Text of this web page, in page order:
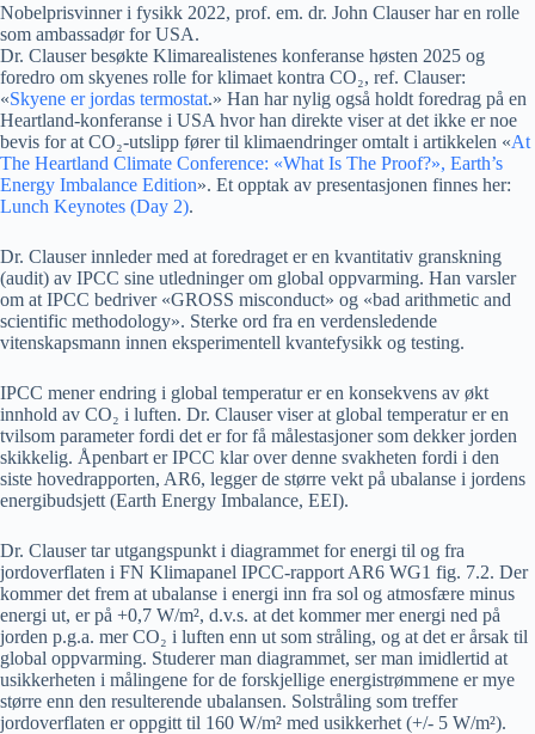
Nobelprisvinner i fysikk 2022, prof. em. dr. John Clauser har en rolle
som ambassadør for USA.
Dr. Clauser besøkte Klimarealistenes konferanse høsten 2025 og
foredro om skyenes rolle for klimaet kontra CO₂, ref. Clauser:
«Skyene er jordas termostat.» Han har nylig også holdt foredrag på en
Heartland-konferanse i USA hvor han direkte viser at det ikke er noe
bevis for at CO₂-utslipp fører til klimaendringer omtalt i artikkelen «At
The Heartland Climate Conference: «What Is The Proof?», Earth’s
Energy Imbalance Edition». Et opptak av presentasjonen finnes her:
Lunch Keynotes (Day 2).
Dr. Clauser innleder med at foredraget er en kvantitativ granskning
(audit) av IPCC sine utledninger om global oppvarming. Han varsler
om at IPCC bedriver «GROSS misconduct» og «bad arithmetic and
scientific methodology». Sterke ord fra en verdensledende
vitenskapsmann innen eksperimentell kvantefysikk og testing.
IPCC mener endring i global temperatur er en konsekvens av økt
innhold av CO₂ i luften. Dr. Clauser viser at global temperatur er en
tvilsom parameter fordi det er for få målestasjoner som dekker jorden
skikkelig. Åpenbart er IPCC klar over denne svakheten fordi i den
siste hovedrapporten, AR6, legger de større vekt på ubalanse i jordens
energibudsjett (Earth Energy Imbalance, EEI).
Dr. Clauser tar utgangspunkt i diagrammet for energi til og fra
jordoverflaten i FN Klimapanel IPCC-rapport AR6 WG1 fig. 7.2. Der
kommer det frem at ubalanse i energi inn fra sol og atmosfære minus
energi ut, er på +0,7 W/m², d.v.s. at det kommer mer energi ned på
jorden p.g.a. mer CO₂ i luften enn ut som stråling, og at det er årsak til
global oppvarming. Studerer man diagrammet, ser man imidlertid at
usikkerheten i målingene for de forskjellige energistrømmene er mye
større enn den resulterende ubalansen. Solstråling som treffer
jordoverflaten er oppgitt til 160 W/m² med usikkerhet (+/- 5 W/m²).